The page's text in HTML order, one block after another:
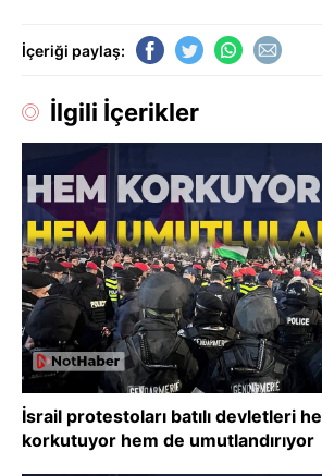
İçeriği paylaş:
İlgili İçerikler
İsrail protestoları batılı devletleri
korkutuyor hem de umutlandırıyor